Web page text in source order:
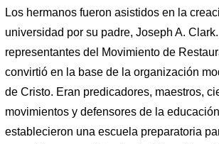
Los hermanos fueron asistidos en la
universidad por su padre, Joseph A.
representantes del Movimiento de
convirtió en la base de la organización
de Cristo. Eran predicadores, maestros,
movimientos y defensores de la
establecieron una escuela preparatoria